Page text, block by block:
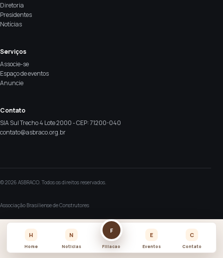
Diretoria
Presidentes
Notícias
Serviços
Associe-se
Espaço de eventos
Anuncie
Contato
SIA Sul Trecho 4 Lote 2000 - CEP: 71200-040
contato@asbraco.org.br
© 2026 ASBRACO. Todos os direitos reservados.
Associação Brasiliense de Construtores
H
Home
N
Noticias
F
Filiacao
E
Eventos
C
Contato